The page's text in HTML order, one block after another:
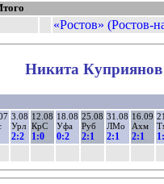
«Ростов» (Ростов-
Никита Куприянов
3.08
Урл
2:2
12.08
КрС
1:0
18.08
Уфа
0:2
25.08
Руб
2:1
31.08
ЛМо
2:1
16.09
Ахм
2:1